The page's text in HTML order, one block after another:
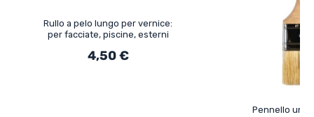
Rullo a pelo lungo per vernice:
per facciate, piscine, esterni
4,50 €
Pennello